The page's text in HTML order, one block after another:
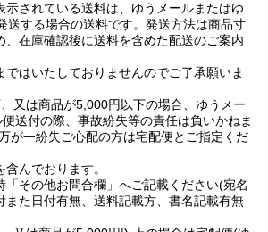
されている送料は、ゆうメールまたはゆ
送する場合の送料です。発送方法は商品寸
、在庫確認後に送料を含めた配送のご案内
はいたしておりませんのでご了承願いま
又は商品が5,000円以下の場合、ゆうメー
送付の際、事故紛失等の責任は負いかねま
が一紛失ご心配の方は宅配便とご指定くだ
んでおります。
その他お問合欄」へご記載ください(宛名
また日付有無、送料記載方、書名記載有無